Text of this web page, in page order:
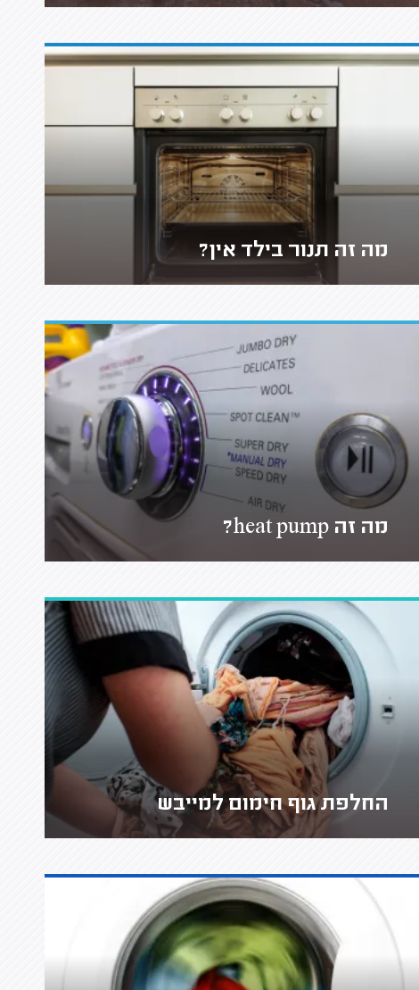
מה זה תנור בילד אין?
מה זה heat pump?
החלפת גוף חימום למייבש